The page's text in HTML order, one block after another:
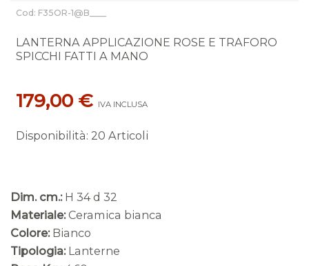
Cod: F35OR-1@B____
LANTERNA APPLICAZIONE ROSE E TRAFORO
SPICCHI FATTI A MANO
179,00 € IVA INCLUSA
Disponibilità: 20 Articoli
Dim. cm.: H 34 d 32
Materiale: Ceramica bianca
Colore: Bianco
Tipologia: Lanterne